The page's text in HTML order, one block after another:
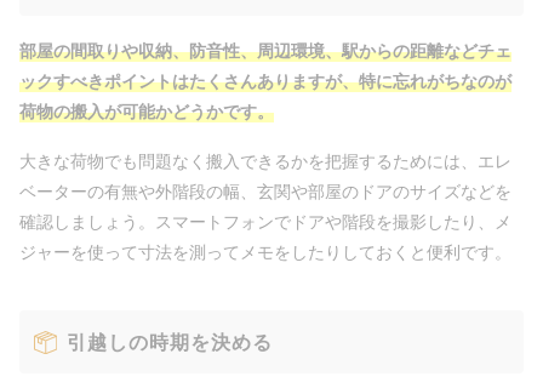
部屋の間取りや収納、防音性、周辺環境、駅からの距離などチェ
ックすべきポイントはたくさんありますが、特に忘れがちなのが
荷物の搬入が可能かどうかです。
大きな荷物でも問題なく搬入できるかを把握するためには、エレ
ベーターの有無や外階段の幅、玄関や部屋のドアのサイズなどを
確認しましょう。スマートフォンでドアや階段を撮影したり、メ
ジャーを使って寸法を測ってメモをしたりしておくと便利です。
引越しの時期を決める